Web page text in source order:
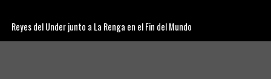
Reyes del Under junto a La Renga en el Fin del Mundo